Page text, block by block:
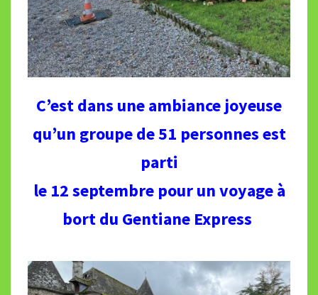
C’est dans une ambiance joyeuse
qu’un groupe de 51 personnes est
parti
le 12 septembre pour un voyage à
bort du Gentiane Express